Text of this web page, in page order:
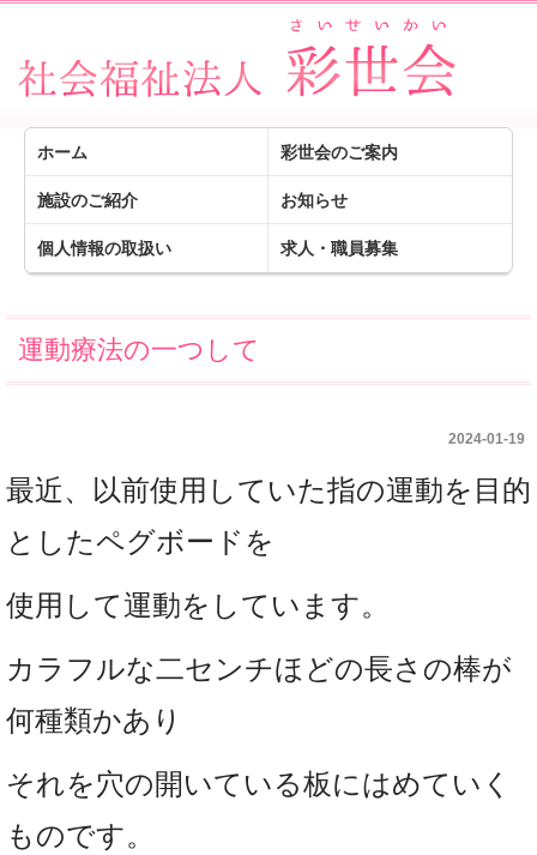
ホーム 彩世会のご案内
施設のご紹介 お知らせ
個人情報の取扱い 求人・職員募集
運動療法の一つして
2024-01-19
最近、
以前使用していた指の運動を目的
としたペグボードを
使用して運動をしています。
カラフルな二センチほどの長さの棒が
何種類かあり
それを穴の開いている板にはめていく
ものです。